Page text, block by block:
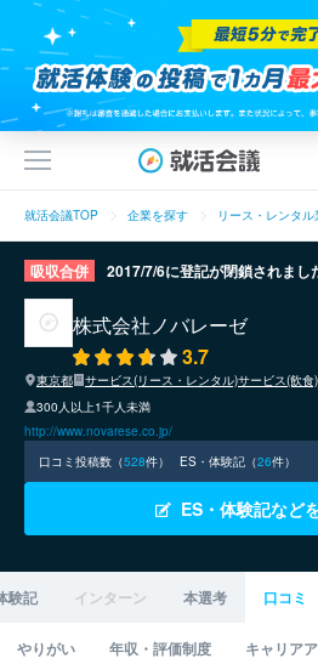
就活会議TOP 企業を探す リース・レンタ
吸収合併 2017/7/6に登記が閉鎖されまし
株式会社ノバレーゼ
3.7
東京都 サービス(リース・レンタル)サービス(飲食)
300人以上1千人未満
http://www.novarese.co.jp/
口コミ投稿数（528件） ES・体験記（26件）
ES・体験記など
験記 インターン 本選考 口コミ
やりがい 年収・評価制度 キャリア